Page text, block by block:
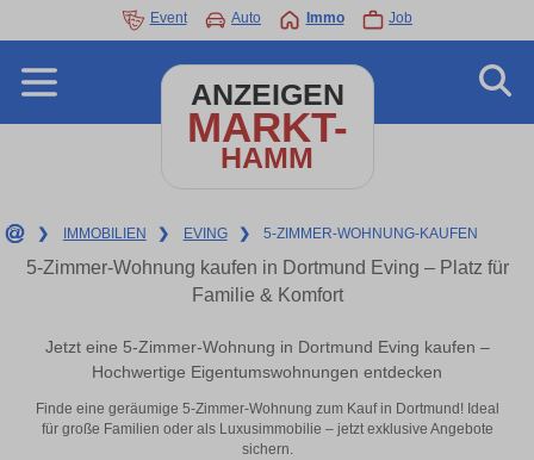
Event Auto Immo Job
ANZEIGEN
MARKT-
HAMM
❯ IMMOBILIEN ❯ EVING ❯ 5-ZIMMER-WOHNUNG-KAUFEN
5-Zimmer-Wohnung kaufen in Dortmund Eving – Platz für
Familie & Komfort
Jetzt eine 5-Zimmer-Wohnung in Dortmund Eving kaufen –
Hochwertige Eigentumswohnungen entdecken
Finde eine geräumige 5-Zimmer-Wohnung zum Kauf in Dortmund! Ideal
für große Familien oder als Luxusimmobilie – jetzt exklusive Angebote
sichern.